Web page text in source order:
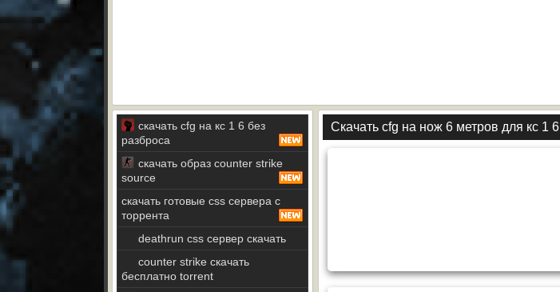
скачать cfg на кс 1 6 без
разброса
скачать образ counter strike
source
скачать готовые css сервера с
торрента
deathrun css сервер скачать
counter strike скачать
бесплатно torrent
Скачать cfg на нож 6 метров для кс 1 6